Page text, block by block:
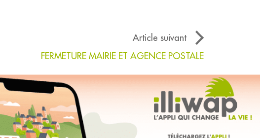
Article suivant
FERMETURE MAIRIE ET AGENCE POSTALE